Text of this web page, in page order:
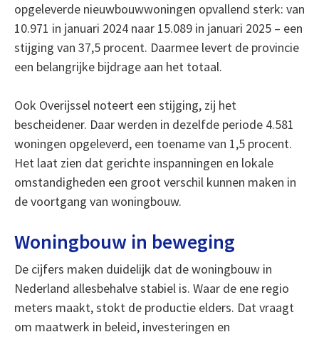
opgeleverde nieuwbouwwoningen opvallend sterk: van
10.971 in januari 2024 naar 15.089 in januari 2025 – een
stijging van 37,5 procent. Daarmee levert de provincie
een belangrijke bijdrage aan het totaal.
Ook Overijssel noteert een stijging, zij het
bescheidener. Daar werden in dezelfde periode 4.581
woningen opgeleverd, een toename van 1,5 procent.
Het laat zien dat gerichte inspanningen en lokale
omstandigheden een groot verschil kunnen maken in
de voortgang van woningbouw.
Woningbouw in beweging
De cijfers maken duidelijk dat de woningbouw in
Nederland allesbehalve stabiel is. Waar de ene regio
meters maakt, stokt de productie elders. Dat vraagt
om maatwerk in beleid, investeringen en